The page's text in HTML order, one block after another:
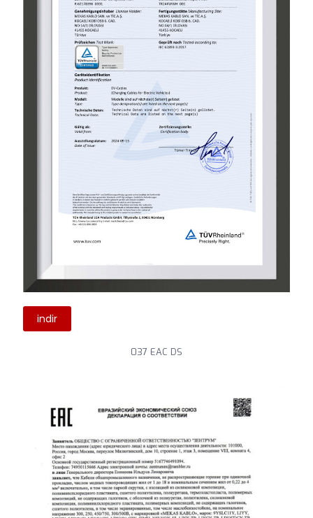
indir
037 EAC DS